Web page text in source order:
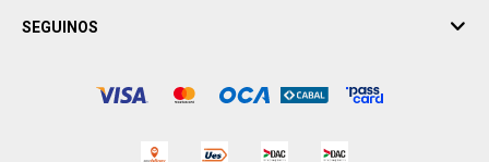
SEGUINOS